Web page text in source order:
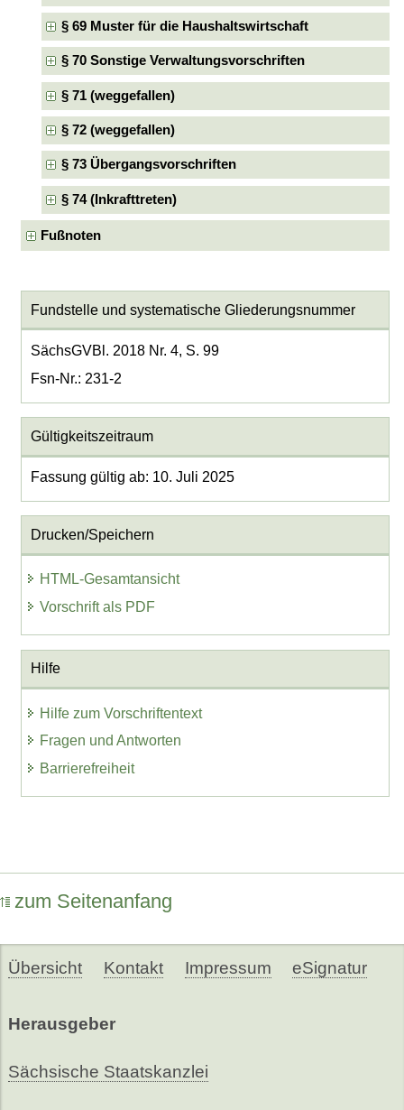
§ 69 Muster für die Haushaltswirtschaft
§ 70 Sonstige Verwaltungsvorschriften
§ 71 (weggefallen)
§ 72 (weggefallen)
§ 73 Übergangsvorschriften
§ 74 (Inkrafttreten)
Fußnoten
Fundstelle und systematische Gliederungsnummer
SächsGVBl. 2018 Nr. 4, S. 99
Fsn-Nr.: 231-2
Gültigkeitszeitraum
Fassung gültig ab: 10. Juli 2025
Drucken/Speichern
HTML-Gesamtansicht
Vorschrift als PDF
Hilfe
Hilfe zum Vorschriftentext
Fragen und Antworten
Barrierefreiheit
zum Seitenanfang
Übersicht Kontakt Impressum eSignatur
Herausgeber
Sächsische Staatskanzlei